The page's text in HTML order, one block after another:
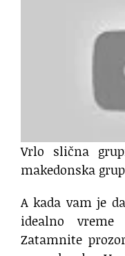
Vrlo slična
makedonska
A kada vam je
idealno vreme
Zatamnite